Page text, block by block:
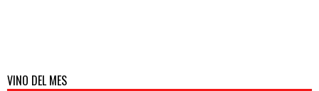
VINO DEL MES